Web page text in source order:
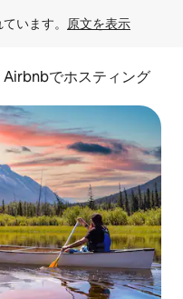
います。 原文を表示
Airbnbでホスティング